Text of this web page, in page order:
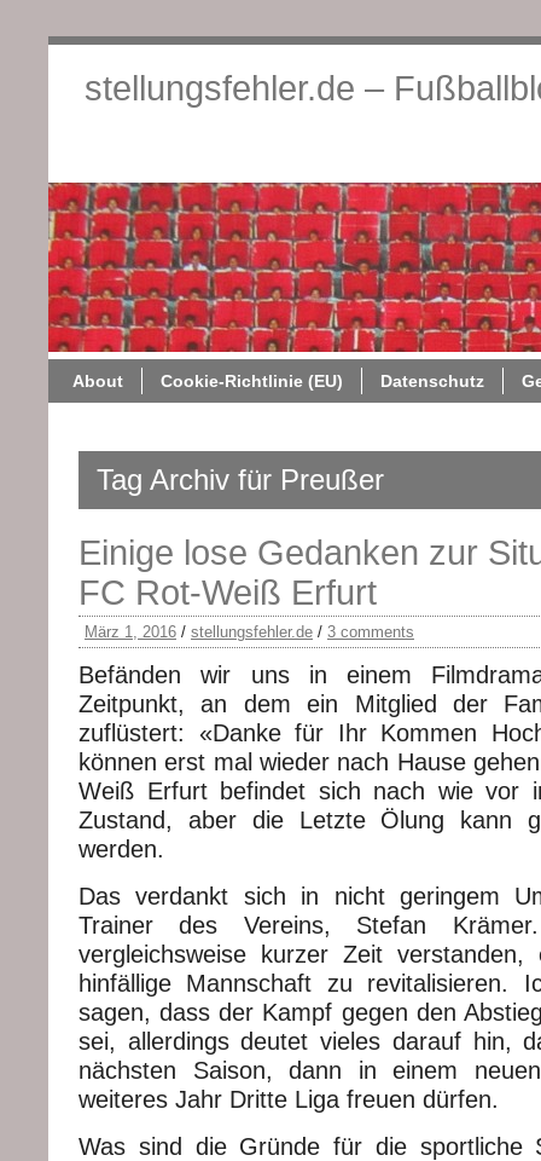
stellungsfehler.de –
About Cookie-Richtlinie (EU) Datenschutz
Tag Archiv für Preußer
Einige lose Gedanken zur
FC Rot-Weiß Erfurt
März 1, 2016 / stellungsfehler.de / 3 comments
Befänden wir uns in einem
Zeitpunkt, an dem ein Mitglied der
zuflüstert: «Danke für Ihr Kommen
können erst mal wieder nach Hause
Weiß Erfurt befindet sich nach wie vor
Zustand, aber die Letzte Ölung kann
werden.
Das verdankt sich in nicht geringem
Trainer des Vereins, Stefan
vergleichsweise kurzer Zeit verstanden,
hinfällige Mannschaft zu revitalisieren.
sagen, dass der Kampf gegen den
sei, allerdings deutet vieles darauf hin,
nächsten Saison, dann in einem
weiteres Jahr Dritte Liga freuen dürfen.
Was sind die Gründe für die sportliche